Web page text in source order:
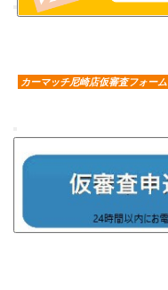
カーマッチ尼崎店仮審査フォーム